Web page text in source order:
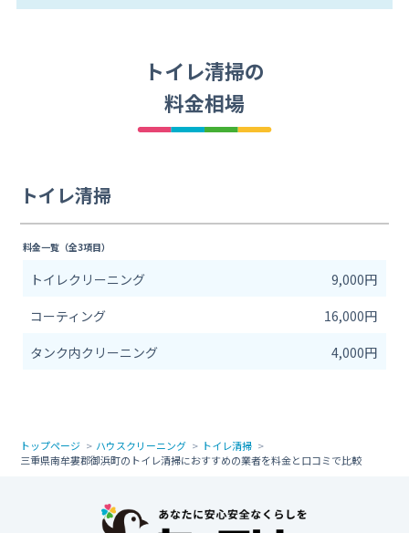
トイレ清掃の
料金相場
トイレ清掃
料金一覧（全3項目）
トイレクリーニング
9,000円
コーティング
16,000円
タンク内クリーニング
4,000円
トップページ ハウスクリーニング
トイレ清掃
三重県南牟婁郡御浜町のトイレ清掃におすすめの業者を料金と口コミで比較